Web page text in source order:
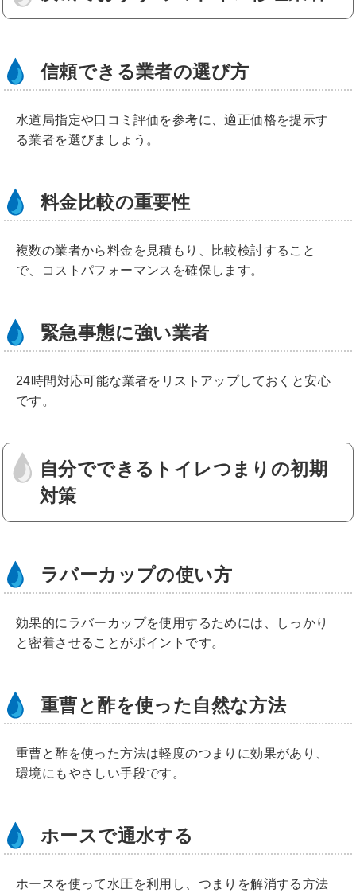
信頼できる業者の選び方
水道局指定や口コミ評価を参考に、適正価格を提示す
る業者を選びましょう。
料金比較の重要性
複数の業者から料金を見積もり、比較検討すること
で、コストパフォーマンスを確保します。
緊急事態に強い業者
24時間対応可能な業者をリストアップしておくと安心
です。
自分でできるトイレつまりの初期
対策
ラバーカップの使い方
効果的にラバーカップを使用するためには、しっかり
と密着させることがポイントです。
重曹と酢を使った自然な方法
重曹と酢を使った方法は軽度のつまりに効果があり、
環境にもやさしい手段です。
ホースで通水する
ホースを使って水圧を利用し、つまりを解消する方法